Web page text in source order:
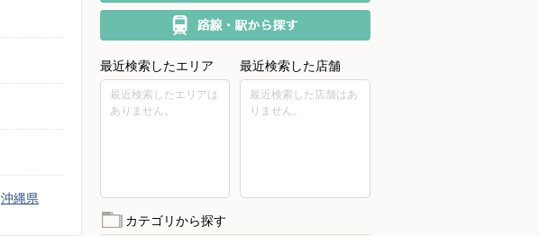
沖縄県
最近検索したエリア
最近検索したエリアは
ありません。
最近検索した店舗
最近検索した店舗はあ
りません。
カテゴリから探す